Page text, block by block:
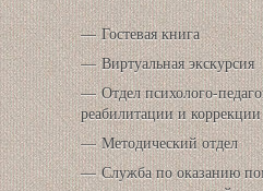
Гостевая книга
Виртуальная экскурсия
Отдел психолого-
реабилитации и коррекции
Методический отдел
Служба по оказанию